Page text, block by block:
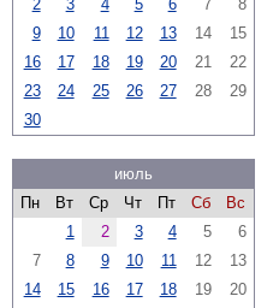
2
3 4 5 6 7
8
9
10 11 12 13 14
15
16
17 18 19 20 21
22
23
24 25 26 27 28
29
30
июль
Пн
Вт Ср Чт Пт Сб
Вс
1
2 3 4 5
6
7
8 9 10 11 12
13
14
15 16 17 18 19
20